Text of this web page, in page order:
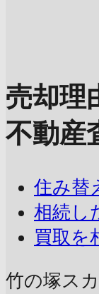
売却理
不動産
住み替
相続し
買取を
竹の塚ス